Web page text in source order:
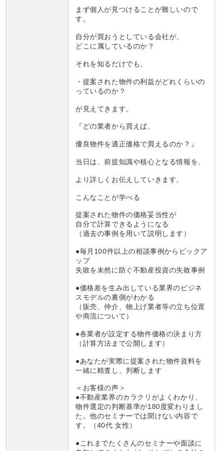
まず個人が見つけることが難しいので
す。
自分が買おうとしている会社が、
どこに属しているのか？
それを知るだけでも、
・提案された物件の利益がどれくらいの
っているのか？
が見えてきます。
『どの業者から買えば、
優良物件を適正価格で買えるのか？』
当日は、前提知識や核心となる情報を、
より詳しくお伝えしていきます。
こんなことが学べる
提案された物件の価格妥当性が
自分で計算できるようになる
（過去の事例を用いて説明します）
●毎月100件以上の相談事例からピックア
ップ
失敗を未然に防ぐ不動産投資の失敗事例
●価格差を生み出している業界のビジネ
スモデルの裏側がわかる
（販売、仲介、物上げ業者等の立ち位置
や商流について）
●各業者が設定する物件価格の決まり方
（計算方法まで公開します）
●あなたが実際に提案された物件資料を
一緒に精査し、判断します
＜お客様の声＞
●不動産業界のカラクリがよくわかり、
物件選定の判断基準が180度変わりまし
た。他のセミナーでは聞けない内容で
す。（40代 女性）
●これまでたくさんのセミナーや面談に